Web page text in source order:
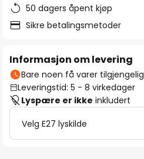
50 dagers åpent kjøp
Sikre betalingsmetoder
Informasjon om levering
Bare noen få varer tilgjengelig
Leveringstid: 5 - 8 virkedager
Lyspære er ikke inkludert
Velg E27 lyskilde